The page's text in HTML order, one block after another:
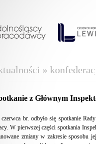
»
z Głównym
czerwca br. odbyło się spotkanie
W pierwszej części spotkania
zmiany w zakresie sposobu